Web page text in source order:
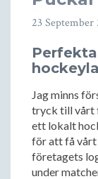
23 September
Jag minns
tryck till vårt
ett lokalt
för att få vårt
företagets
under